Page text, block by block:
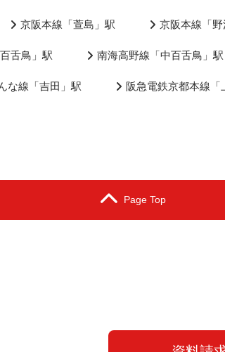
京阪本線「萱島」駅 京阪本線「野
舌鳥」駅 南海高野線「中百舌鳥」駅
な線「吉田」駅 阪急電鉄京都本線「
Page Top